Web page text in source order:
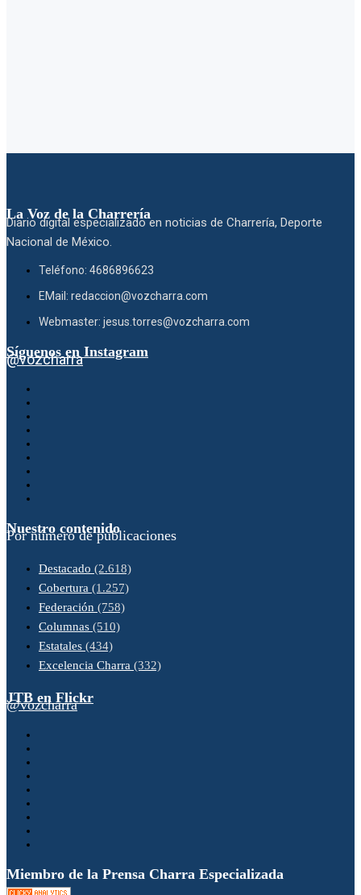
La Voz de la Charrería
Diario digital especializado en noticias de Charrería, Deporte
Nacional de México.
Teléfono: 4686896623
EMail: redaccion@vozcharra.com
Webmaster: jesus.torres@vozcharra.com
Síguenos en Instagram
@vozcharra
Nuestro contenido
Por número de publicaciones
Destacado (2.618)
Cobertura (1.257)
Federación (758)
Columnas (510)
Estatales (434)
Excelencia Charra (332)
JTB en Flickr
@vozcharra
Miembro de la Prensa Charra Especializada